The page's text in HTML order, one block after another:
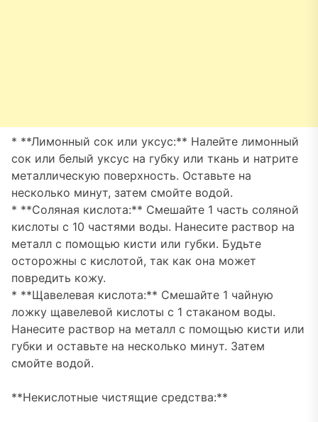
* **Лимонный сок или уксус:** Налейте лимонный
сок или белый уксус на губку или ткань и натрите
металлическую поверхность. Оставьте на
несколько минут, затем смойте водой.
* **Соляная кислота:** Смешайте 1 часть соляной
кислоты с 10 частями воды. Нанесите раствор на
металл с помощью кисти или губки. Будьте
осторожны с кислотой, так как она может
повредить кожу.
* **Щавелевая кислота:** Смешайте 1 чайную
ложку щавелевой кислоты с 1 стаканом воды.
Нанесите раствор на металл с помощью кисти или
губки и оставьте на несколько минут. Затем
смойте водой.
**Некислотные чистящие средства:**